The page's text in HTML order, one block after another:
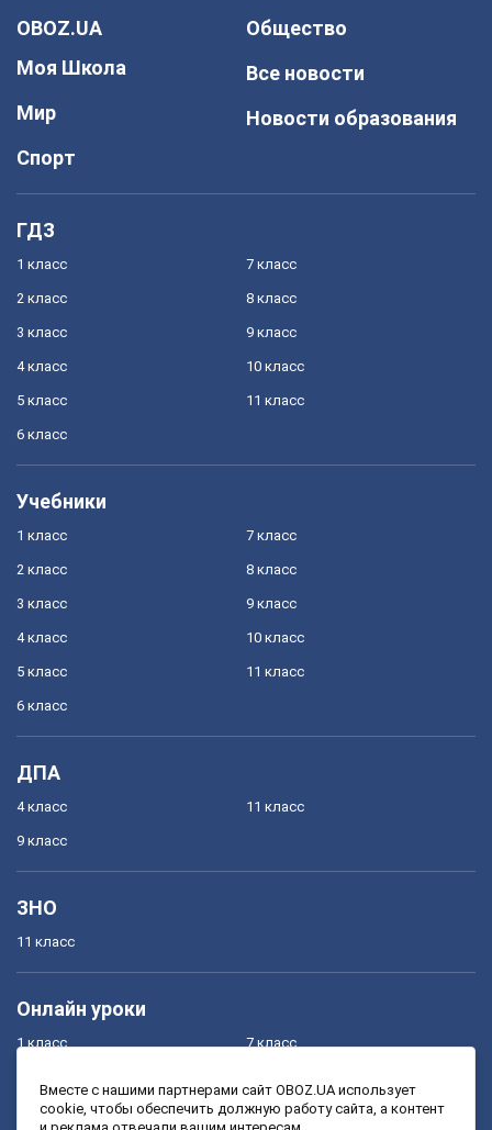
OBOZ.UA
Моя Школа
Мир
Спорт
Общество
Все новости
Новости образования
ГДЗ
1 класс
2 класс
3 класс
4 класс
5 класс
6 класс
7 класс
8 класс
9 класс
10 класс
11 класс
Учебники
1 класс
2 класс
3 класс
4 класс
5 класс
6 класс
7 класс
8 класс
9 класс
10 класс
11 класс
ДПА
4 класс
9 класс
11 класс
ЗНО
11 класс
Онлайн уроки
1 класс
3 класс
7 класс
9 класс
Вместе с нашими партнерами сайт OBOZ.UA использует
cookie, чтобы обеспечить должную работу сайта, а контент